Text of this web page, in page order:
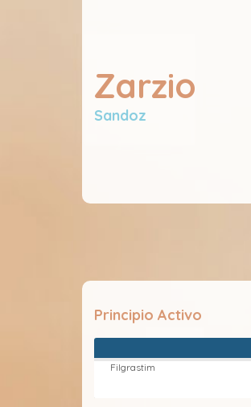
Zarzio
Sandoz
Principio Activo
Filgrastim